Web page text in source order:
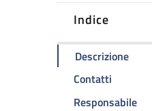
Indice
Descrizione
Contatti
Responsabile